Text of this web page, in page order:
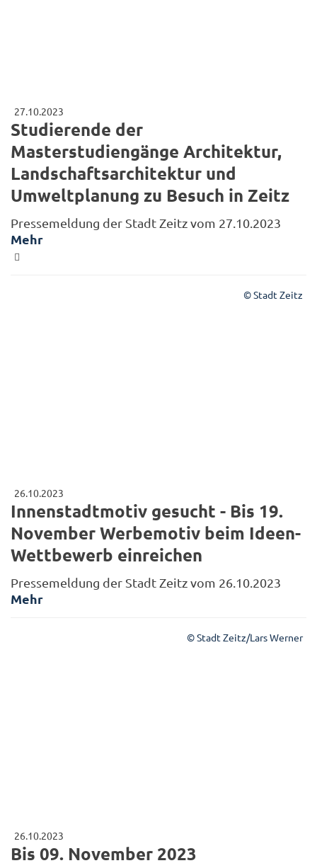
27.10.2023
Studierende der
Masterstudiengänge Architektur,
Landschaftsarchitektur und
Umweltplanung zu Besuch in Zeitz
Pressemeldung der Stadt Zeitz vom 27.10.2023
Mehr
© Stadt Zeitz
26.10.2023
Innenstadtmotiv gesucht - Bis 19.
November Werbemotiv beim Ideen-
Wettbewerb einreichen
Pressemeldung der Stadt Zeitz vom 26.10.2023
Mehr
© Stadt Zeitz/Lars Werner
26.10.2023
Bis 09. November 2023